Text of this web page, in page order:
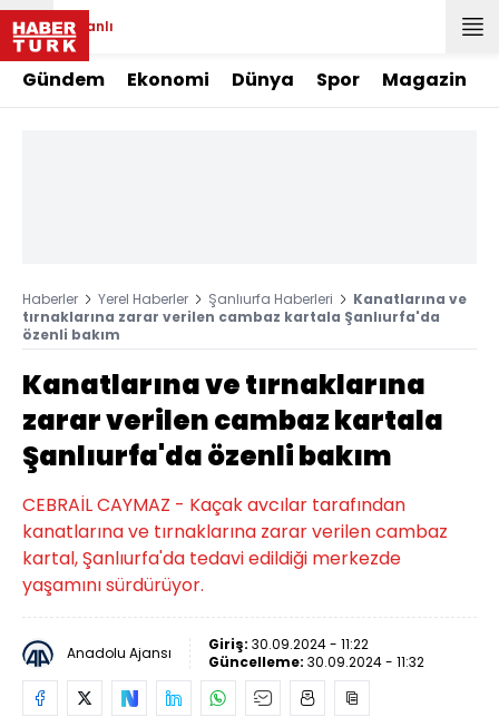
Canlı
Gündem Ekonomi Dünya Spor Magazin
Haberler Yerel Haberler Şanlıurfa Haberleri
Kanatlarına ve
tırnaklarına zarar verilen cambaz kartala Şanlıurfa'da
özenli bakım
Kanatlarına ve tırnaklarına
zarar verilen cambaz kartala
Şanlıurfa'da özenli bakım
CEBRAİL CAYMAZ - Kaçak avcılar tarafından
kanatlarına ve tırnaklarına zarar verilen cambaz
kartal, Şanlıurfa'da tedavi edildiği merkezde
yaşamını sürdürüyor.
Anadolu Ajansı Giriş: 30.09.2024 - 11:22
Güncelleme: 30.09.2024 - 11:32